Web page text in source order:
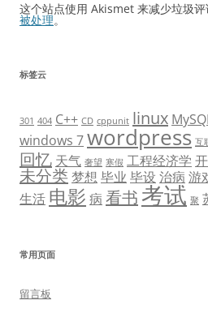
这个站点使用 Akismet 来减少垃圾评
被处理。
标签云
301 404 C++ CD cppunit linux
windows 7wordpress 互
回忆 天气 奢望 寒假 工程经济学
未分类 梦想 毕业 毕设 治病 游
生活 电影 病 看书 考试 聚
常用页面
留言板